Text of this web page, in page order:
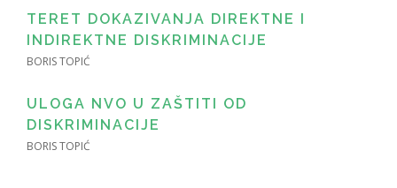
TERET DOKAZIVANJA DIREKTNE I
INDIREKTNE DISKRIMINACIJE
BORIS TOPIĆ
ULOGA NVO U ZAŠTITI OD
DISKRIMINACIJE
BORIS TOPIĆ